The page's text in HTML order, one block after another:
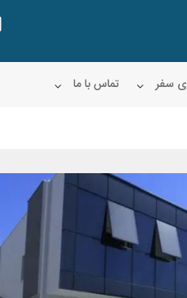
سفر تماس با ما